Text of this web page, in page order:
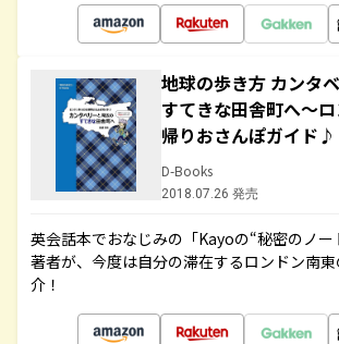
地球の歩き方 カンタ
すてきな田舎町へ～
帰りおさんぽガイド♪
D-Books
2018.07.26 発売
英会話本でおなじみの「Kayoの“秘密のノー
著者が、今度は自分の滞在するロンドン南
介！